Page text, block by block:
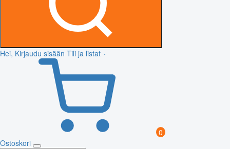
Hei, Kirjaudu sisään Tili ja listat
0
Ostoskori